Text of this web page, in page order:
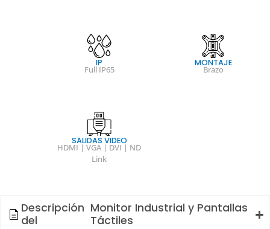
IP
Full IP65
MONTAJE
Brazo
SALIDAS VIDEO
HDMI | VGA | DVI | ND
Link
Descripción
del
Monitor Industrial y Pantallas
Táctiles